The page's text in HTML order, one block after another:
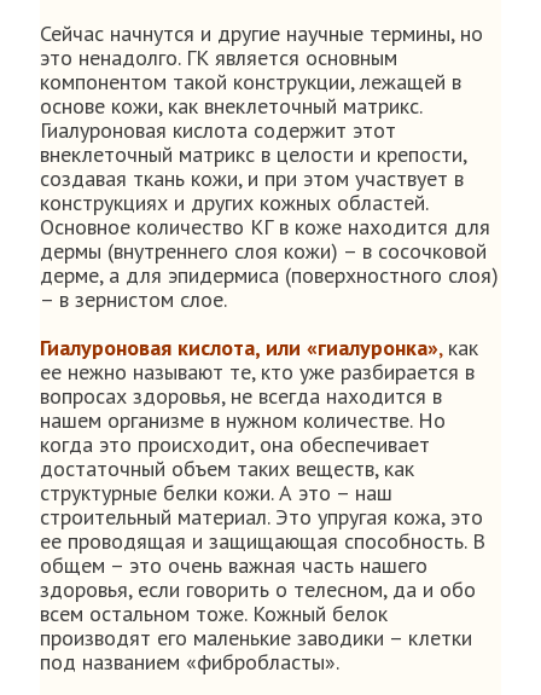
Сейчас начнутся и другие научные термины, но
это ненадолго. ГК является основным
компонентом такой конструкции, лежащей в
основе кожи, как внеклеточный матрикс.
Гиалуроновая кислота содержит этот
внеклеточный матрикс в целости и крепости,
создавая ткань кожи, и при этом участвует в
конструкциях и других кожных областей.
Основное количество КГ в коже находится для
дермы (внутреннего слоя кожи) – в сосочковой
дерме, а для эпидермиса (поверхностного слоя)
– в зернистом слое.
Гиалуроновая кислота, или «гиалуронка»,как
ее нежно называют те, кто уже разбирается в
вопросах здоровья, не всегда находится в
нашем организме в нужном количестве. Но
когда это происходит, она обеспечивает
достаточный объем таких веществ, как
структурные белки кожи. А это – наш
строительный материал. Это упругая кожа, это
ее проводящая и защищающая способность. В
общем – это очень важная часть нашего
здоровья, если говорить о телесном, да и обо
всем остальном тоже. Кожный белок
производят его маленькие заводики – клетки
под названием «фибробласты».